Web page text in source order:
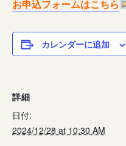
お申込フォームはこちら
カレンダーに追加
詳細
日付:
2024/12/28 at 10:30 AM